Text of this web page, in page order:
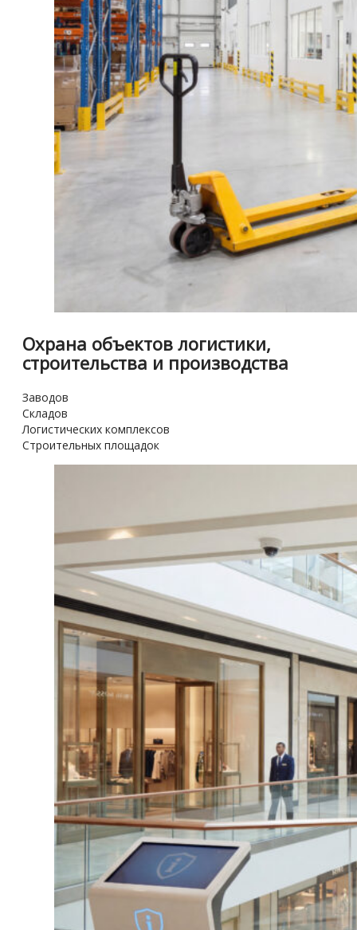
Охрана объектов логистики,
строительства и производства
Заводов
Складов
Логистических комплексов
Строительных площадок